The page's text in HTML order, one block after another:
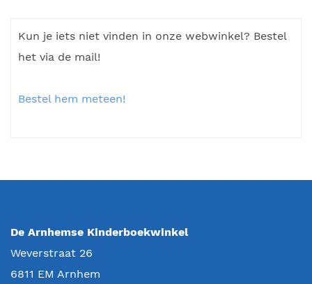
Kun je iets niet vinden in onze webwinkel? Bestel
het via de mail!
Bestel hem meteen!
De Arnhemse Kinderboekwinkel
Weverstraat 26
6811 EM Arnhem